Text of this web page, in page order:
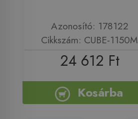
Azonosító: 178122
Cikkszám: CUBE-1150M
24 612 Ft
Kosárba